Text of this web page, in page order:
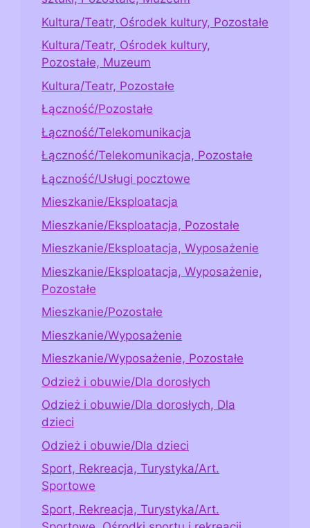
Kultura/Teatr, Ośrodek kultury, Pozostałe
Kultura/Teatr, Ośrodek kultury,
Pozostałe, Muzeum
Kultura/Teatr, Pozostałe
Łączność/Pozostałe
Łączność/Telekomunikacja
Łączność/Telekomunikacja, Pozostałe
Łączność/Usługi pocztowe
Mieszkanie/Eksploatacja
Mieszkanie/Eksploatacja, Pozostałe
Mieszkanie/Eksploatacja, Wyposażenie
Mieszkanie/Eksploatacja, Wyposażenie,
Pozostałe
Mieszkanie/Pozostałe
Mieszkanie/Wyposażenie
Mieszkanie/Wyposażenie, Pozostałe
Odzież i obuwie/Dla dorosłych
Odzież i obuwie/Dla dorosłych, Dla
dzieci
Odzież i obuwie/Dla dzieci
Sport, Rekreacja, Turystyka/Art.
Sportowe
Sport, Rekreacja, Turystyka/Art.